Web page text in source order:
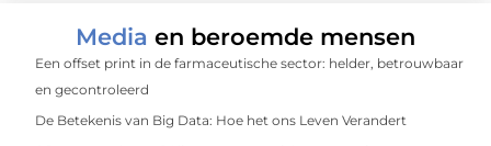
Media en beroemde mensen
Een offset print in de farmaceutische sector: helder, betrouwbaar
en gecontroleerd
De Betekenis van Big Data: Hoe het ons Leven Verandert